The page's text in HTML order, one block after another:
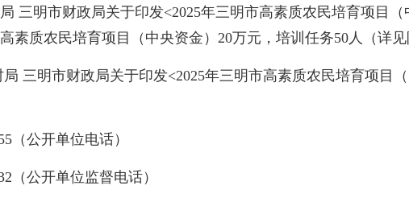
明市财政局关于印发<2025年三明市高素质农民培育项目（
素质农民培育项目（中央资金）20万元，培训任务50人（详见
明市财政局关于印发<2025年三明市高素质农民培育项目（
公开单位电话）
公开单位监督电话）